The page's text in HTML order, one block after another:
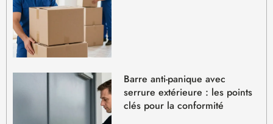
Barre anti-panique avec
serrure extérieure : les points
clés pour la conformité